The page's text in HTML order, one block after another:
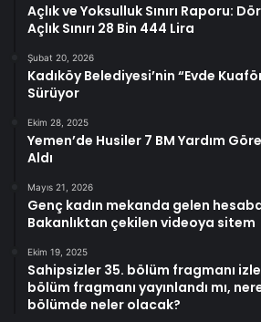
Açlık ve Yoksulluk Sınırı Raporu:
Açlık Sınırı 28 Bin 444 Lira
Şubat 20, 2026
Kadıköy Belediyesi’nin “Evde
Sürüyor
Ekim 28, 2025
Yemen’de Husiler 7 BM Yardım
Aldı
Mayıs 21, 2026
Genç kadın mekanda gelen
Bakanlıktan çekilen videoya sitem
Ekim 19, 2025
Sahipsizler 35. bölüm fragmanı
bölüm fragmanı yayınlandı mı,
bölümde neler olacak?